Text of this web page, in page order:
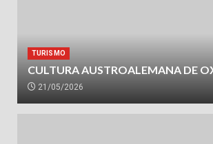
TURISMO
CULTURA AUSTROALEMANA DE
21/05/2026